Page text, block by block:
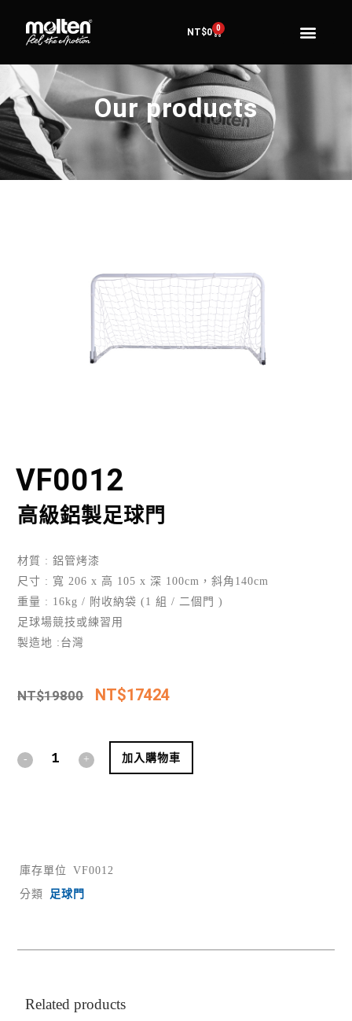
NT$0 0
Our products
VF0012
高級鋁製足球門
材質 : 鋁管烤漆
尺寸 : 寬 206 x 高 105 x 深 100cm，斜角140cm
重量 : 16kg / 附收納袋 (1 組 / 二個門 )
足球場競技或練習用
製造地 :台灣
NT$19800 NT$17424
加入購物車
庫存單位
VF0012
分類
足球門
Related products